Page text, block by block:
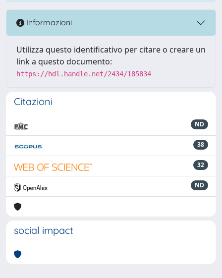
Informazioni
Utilizza questo identificativo per citare o creare un
link a questo documento:
https://hdl.handle.net/2434/185834
Citazioni
ND
38
32
ND
social impact